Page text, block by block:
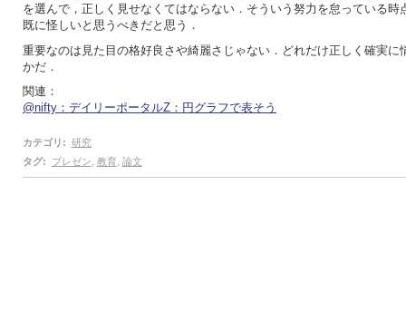
を選んで，正しく見せなくてはならない．そういう努力を怠っている時
既に怪しいと思うべきだと思う．
重要なのは見た目の格好良さや綺麗さじゃない．どれだけ正しく確実に
かだ．
関連：
@nifty：デイリーポータルZ：円グラフで表そう
カテゴリ : 研究
タグ: プレゼン 教育 論文